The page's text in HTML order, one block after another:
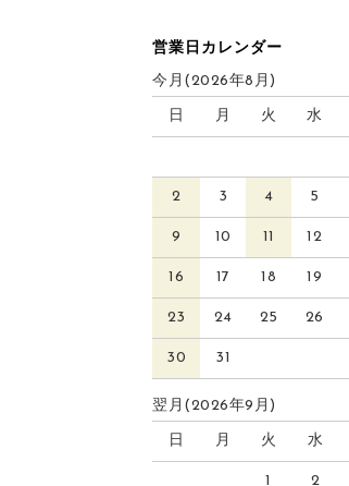
営業日カレンダー
今月(2026年8月)
日 月 火 水
2 3 4 5
9 10 11 12
16 17 18 19
23 24 25 26
30 31
翌月(2026年9月)
日 月 火 水
1 2